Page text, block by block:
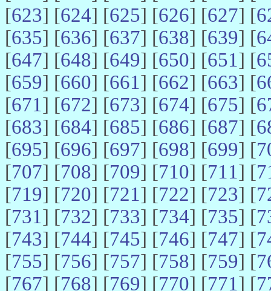
[623] [624] [625] [626] [627] [
[635] [636] [637] [638] [639] [
[647] [648] [649] [650] [651] [
[659] [660] [661] [662] [663] [
[671] [672] [673] [674] [675] [
[683] [684] [685] [686] [687] [
[695] [696] [697] [698] [699] [
[707] [708] [709] [710] [711] [
[719] [720] [721] [722] [723] [
[731] [732] [733] [734] [735] [
[743] [744] [745] [746] [747] [
[755] [756] [757] [758] [759] [
[767] [768] [769] [770] [771] [